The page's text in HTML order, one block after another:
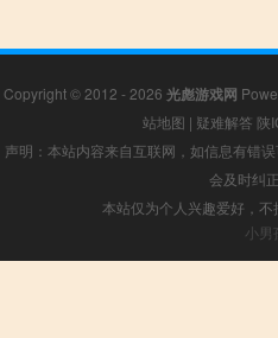
Copyright © 2012 - 2026 光彪游戏网
站地图 | 疑难解答 陕
声明：本站内容来自互联网，如信息有错
会及时纠
本站仅为个人兴趣爱好，
小男